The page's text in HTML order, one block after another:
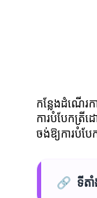
កន្លែងដំណើរ
ការបំបែកត្
ចង់ឱ្យការបំប
🔗 ទីត